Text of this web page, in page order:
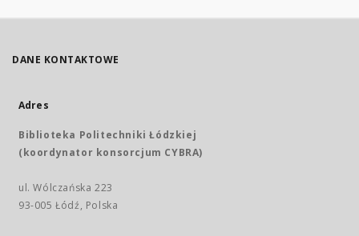
DANE KONTAKTOWE
Adres
Biblioteka Politechniki Łódzkiej
(koordynator konsorcjum CYBRA)
ul. Wólczańska 223
93-005 Łódź, Polska